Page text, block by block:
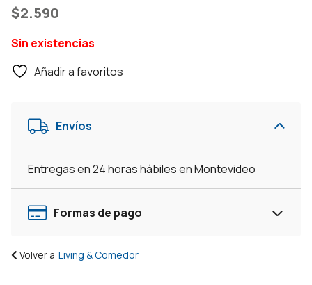
$2.590
Sin existencias
Añadir a favoritos
Envíos
Entregas en 24 horas hábiles en Montevideo
Formas de pago
Volver a Living & Comedor